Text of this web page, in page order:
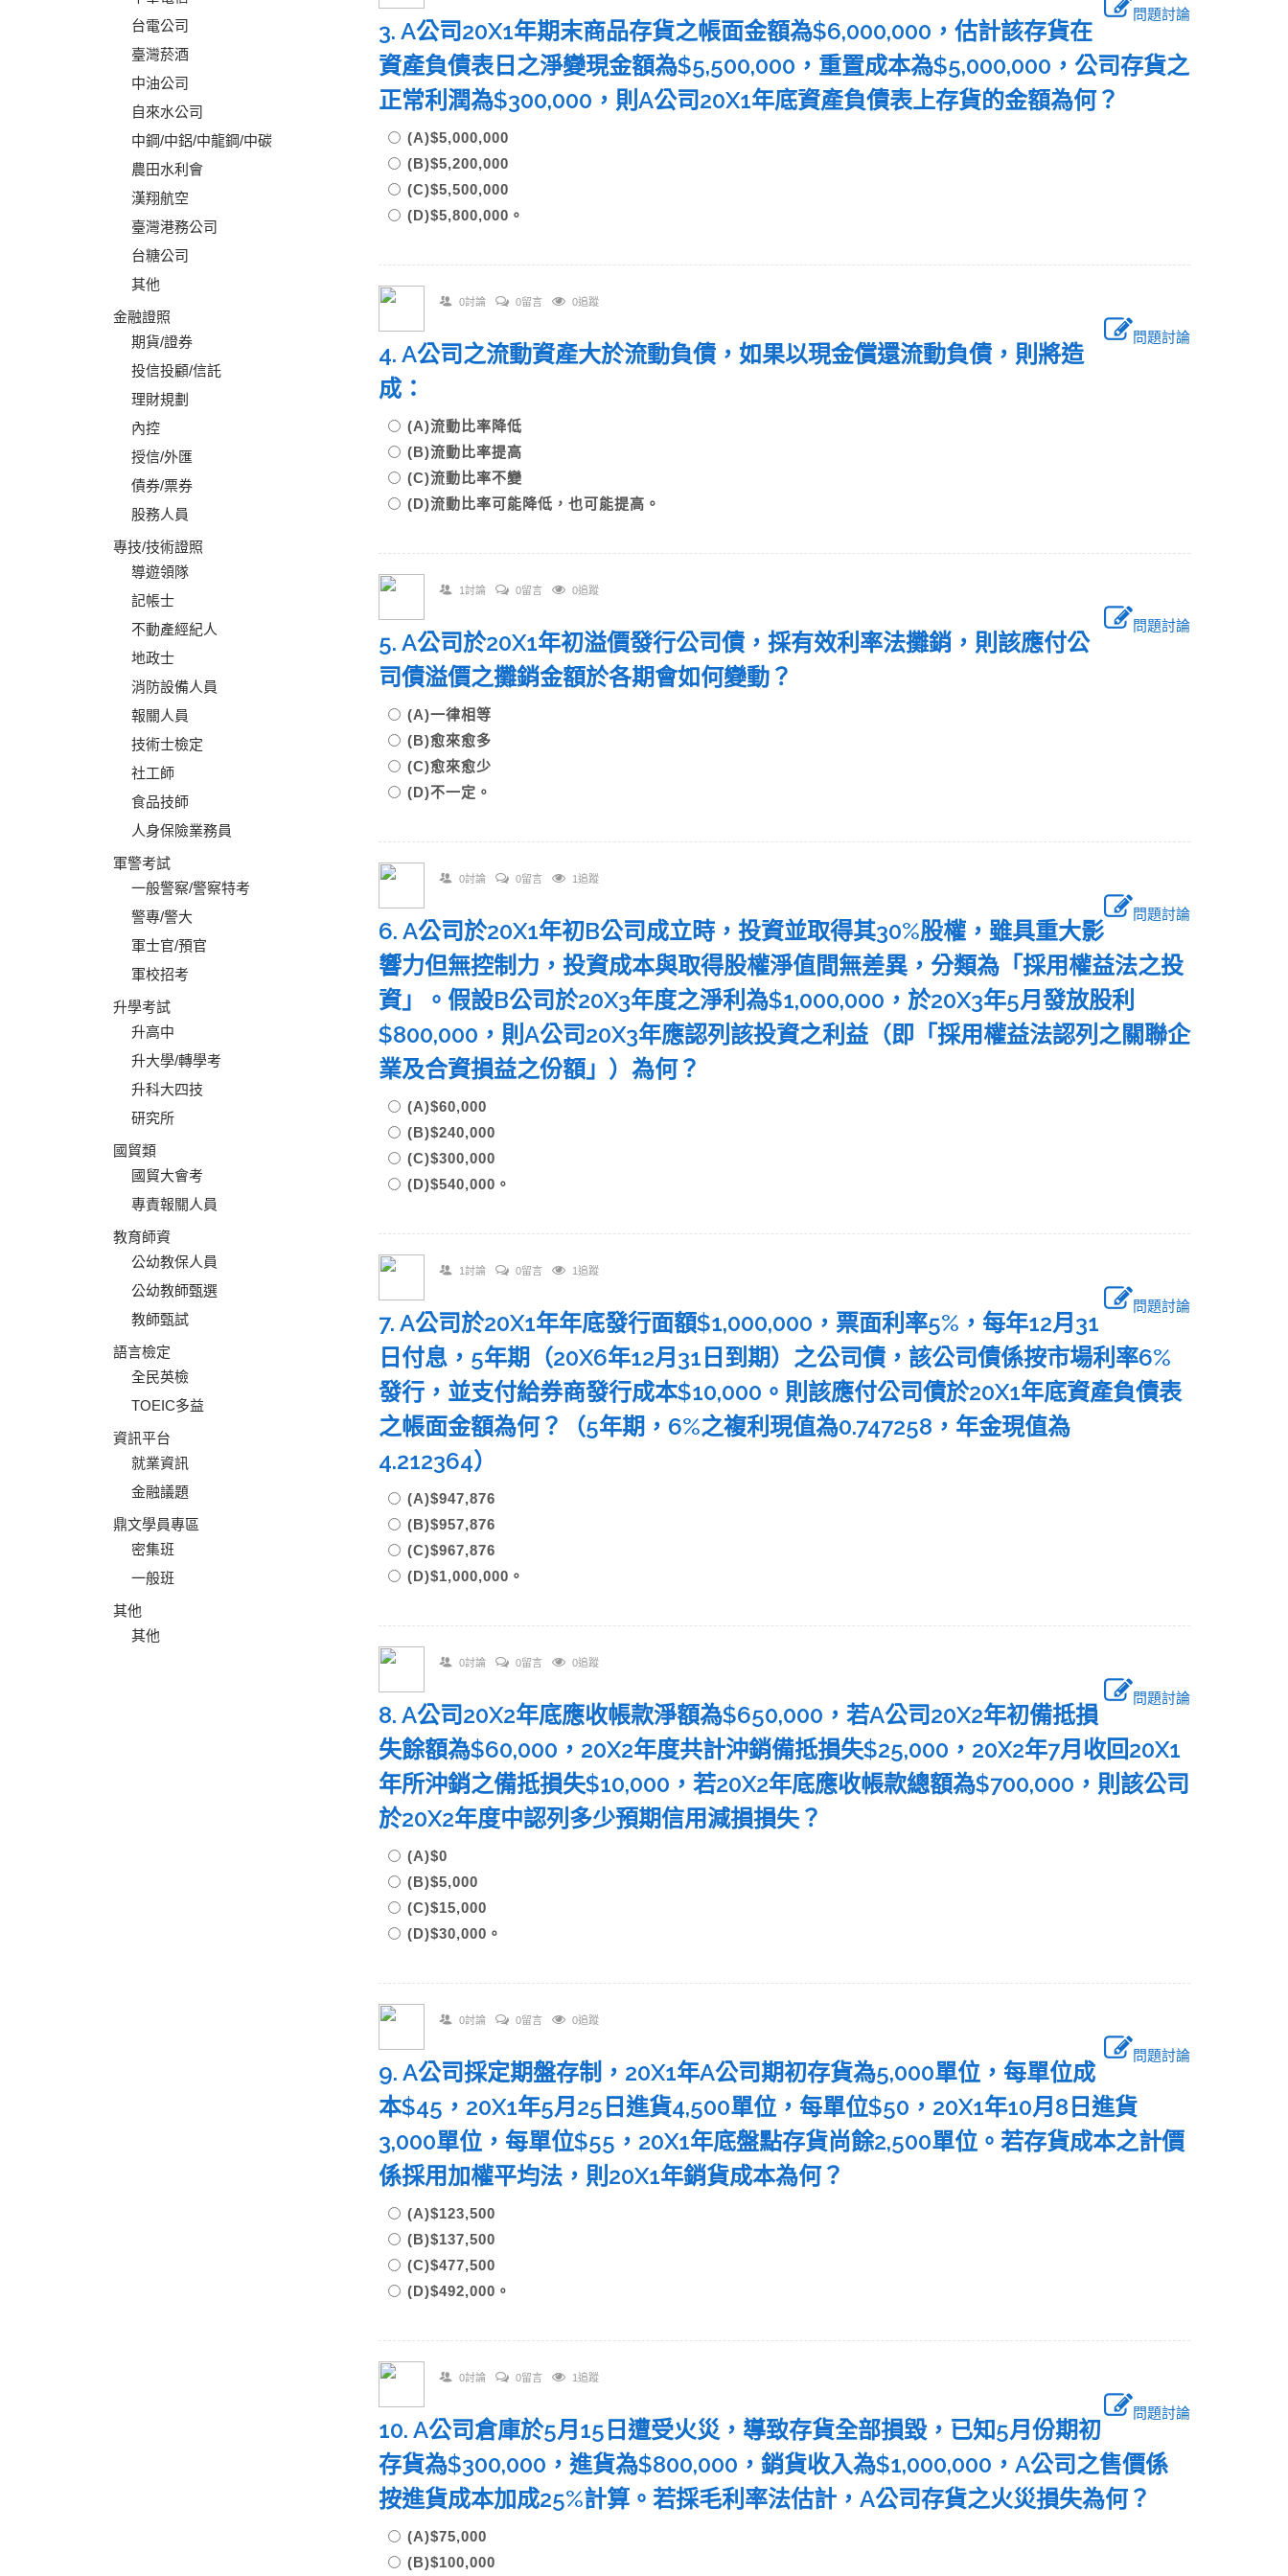
台電公司
臺灣菸酒
中油公司
自來水公司
中鋼/中鋁/中龍鋼/中碳
農田水利會
漢翔航空
臺灣港務公司
台糖公司
其他
金融證照
期貨/證券
投信投顧/信託
理財規劃
內控
授信/外匯
債券/票券
股務人員
專技/技術證照
導遊領隊
記帳士
不動產經紀人
地政士
消防設備人員
報關人員
技術士檢定
社工師
食品技師
人身保險業務員
軍警考試
一般警察/警察特考
警專/警大
軍士官/預官
軍校招考
升學考試
升高中
升大學/轉學考
升科大四技
研究所
國貿類
國貿大會考
專責報關人員
教育師資
公幼教保人員
公幼教師甄選
教師甄試
語言檢定
全民英檢
TOEIC多益
資訊平台
就業資訊
金融議題
鼎文學員專區
密集班
一般班
其他
其他
問題討論
3. A公司20X1年期末商品存貨之帳面金額為$6,000,000，估計該存貨在
資產負債表日之淨變現金額為$5,500,000，重置成本為$5,000,000，公司存貨之
正常利潤為$300,000，則A公司20X1年底資產負債表上存貨的金額為何？
(A)$5,000,000
(B)$5,200,000
(C)$5,500,000
(D)$5,800,000。
0討論 0留言 0追蹤
問題討論
4. A公司之流動資產大於流動負債，如果以現金償還流動負債，則將造
成：
(A)流動比率降低
(B)流動比率提高
(C)流動比率不變
(D)流動比率可能降低，也可能提高。
1討論 0留言 0追蹤
問題討論
5. A公司於20X1年初溢價發行公司債，採有效利率法攤銷，則該應付公
司債溢價之攤銷金額於各期會如何變動？
(A)一律相等
(B)愈來愈多
(C)愈來愈少
(D)不一定。
0討論 0留言 1追蹤
問題討論
6. A公司於20X1年初B公司成立時，投資並取得其30%股權，雖具重大影
響力但無控制力，投資成本與取得股權淨值間無差異，分類為「採用權益法之投
資」。假設B公司於20X3年度之淨利為$1,000,000，於20X3年5月發放股利
$800,000，則A公司20X3年應認列該投資之利益（即「採用權益法認列之關聯企
業及合資損益之份額」）為何？
(A)$60,000
(B)$240,000
(C)$300,000
(D)$540,000。
1討論 0留言 1追蹤
問題討論
7. A公司於20X1年年底發行面額$1,000,000，票面利率5%，每年12月31
日付息，5年期（20X6年12月31日到期）之公司債，該公司債係按市場利率6%
發行，並支付給券商發行成本$10,000。則該應付公司債於20X1年底資產負債表
之帳面金額為何？（5年期，6%之複利現值為0.747258，年金現值為
4.212364）
(A)$947,876
(B)$957,876
(C)$967,876
(D)$1,000,000。
0討論 0留言 0追蹤
問題討論
8. A公司20X2年底應收帳款淨額為$650,000，若A公司20X2年初備抵損
失餘額為$60,000，20X2年度共計沖銷備抵損失$25,000，20X2年7月收回20X1
年所沖銷之備抵損失$10,000，若20X2年底應收帳款總額為$700,000，則該公司
於20X2年度中認列多少預期信用減損損失？
(A)$0
(B)$5,000
(C)$15,000
(D)$30,000。
0討論 0留言 0追蹤
問題討論
9. A公司採定期盤存制，20X1年A公司期初存貨為5,000單位，每單位成
本$45，20X1年5月25日進貨4,500單位，每單位$50，20X1年10月8日進貨
3,000單位，每單位$55，20X1年底盤點存貨尚餘2,500單位。若存貨成本之計價
係採用加權平均法，則20X1年銷貨成本為何？
(A)$123,500
(B)$137,500
(C)$477,500
(D)$492,000。
0討論 0留言 1追蹤
問題討論
10. A公司倉庫於5月15日遭受火災，導致存貨全部損毀，已知5月份期初
存貨為$300,000，進貨為$800,000，銷貨收入為$1,000,000，A公司之售價係
按進貨成本加成25%計算。若採毛利率法估計，A公司存貨之火災損失為何？
(A)$75,000
(B)$100,000